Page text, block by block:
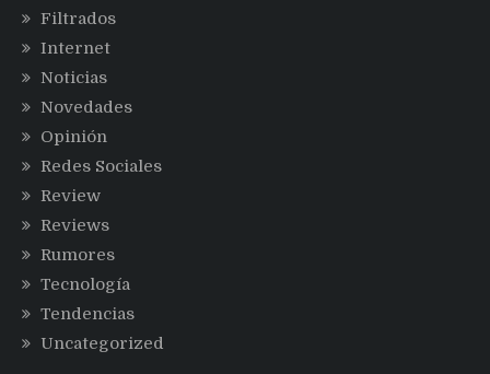
Filtrados
Internet
Noticias
Novedades
Opinión
Redes Sociales
Review
Reviews
Rumores
Tecnología
Tendencias
Uncategorized